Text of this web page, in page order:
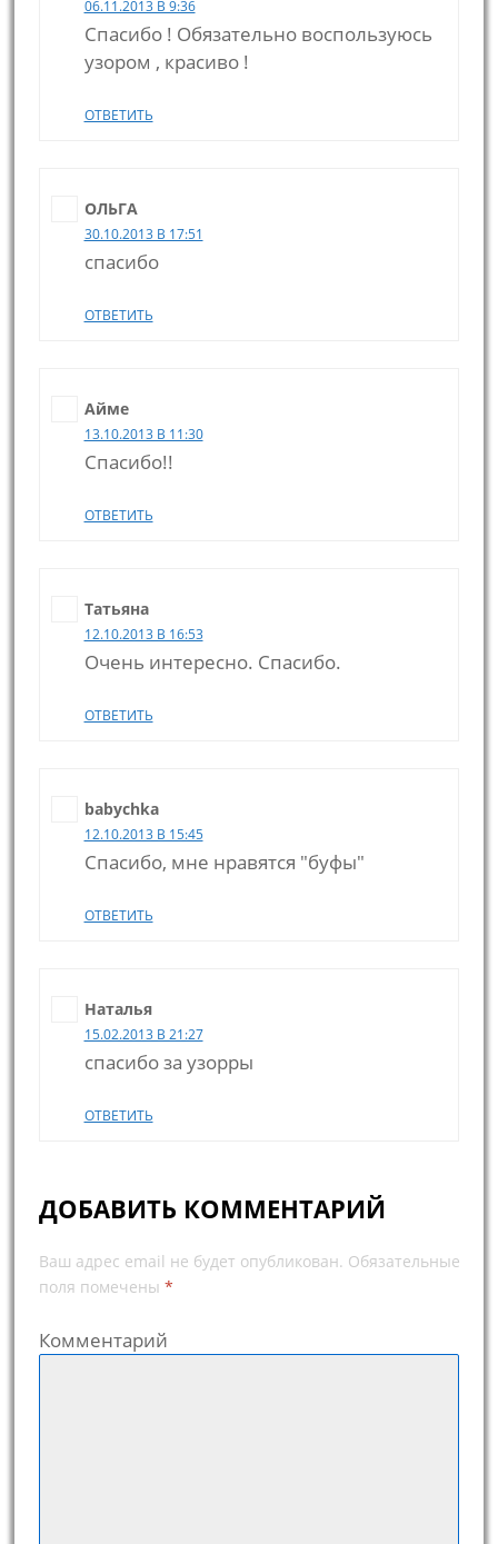
06.11.2013 В 9:36
Спасибо ! Обязательно воспользуюсь
узором , красиво !
ОТВЕТИТЬ
ОЛЬГА
30.10.2013 В 17:51
спасибо
ОТВЕТИТЬ
Айме
13.10.2013 В 11:30
Спасибо!!
ОТВЕТИТЬ
Татьяна
12.10.2013 В 16:53
Очень интересно. Спасибо.
ОТВЕТИТЬ
babychka
12.10.2013 В 15:45
Спасибо, мне нравятся "буфы"
ОТВЕТИТЬ
Наталья
15.02.2013 В 21:27
спасибо за узорры
ОТВЕТИТЬ
ДОБАВИТЬ КОММЕНТАРИЙ
Ваш адрес email не будет опубликован. Обязательные
поля помечены *
Комментарий